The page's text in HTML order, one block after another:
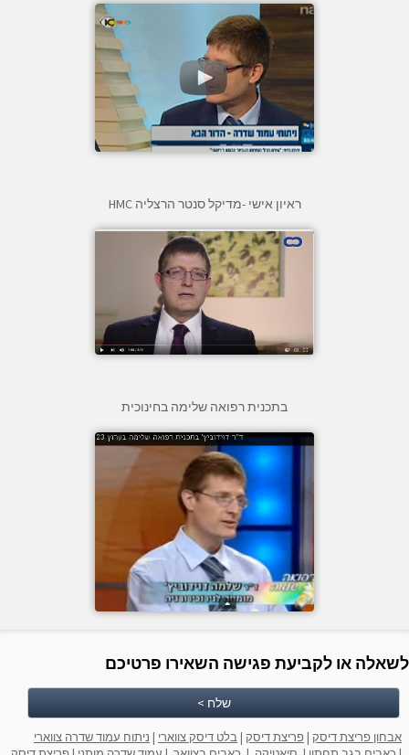
ראיון אישי -מדיקל סנטר הרצליה HMC
בתכנית רפואה שלימה בחינוכית
לשאלה או לקביעת פגישה השאירו פרטיכם
שלח >
אבחון פריצת דיסק | פריצת דיסק | בלט דיסק צווארי | ניתוח עמוד שדרה צווארי